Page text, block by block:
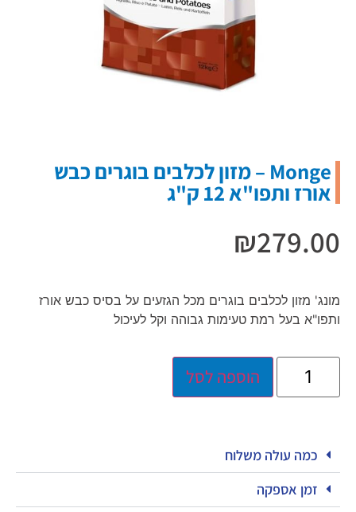
Monge – מזון לכלבים בוגרים כבש
אורז ותפו"א 12 ק"ג
₪279.00
מונג' מזון לכלבים בוגרים מכל הגזעים על בסיס כבש אורז
ותפו"א בעל רמת טעימות גבוהה וקל לעיכול
הוספה לסל
כמה עולה משלוח
זמן אספקה